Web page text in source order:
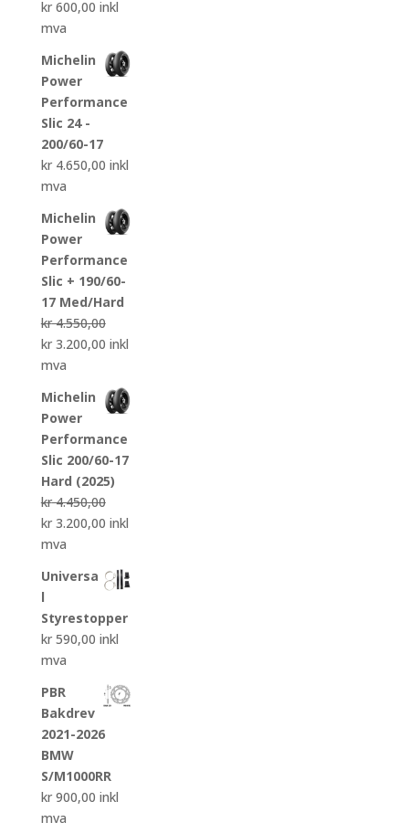
kr600,00 inkl
mva
Michelin
Power
Performance
Slic 24 -
200/60-17
kr4.650,00 inkl
mva
Michelin
Power
Performance
Slic + 190/60-
17 Med/Hard
kr4.550,00
Opprinnelig
pris
kr 4.550,00.
kr3.200,00Nåværende
er:
kr 3.200,00.
inkl
mva
Michelin
Power
Performance
Slic 200/60-17
Hard (2025)
kr4.450,00
Opprinnelig
pris
kr 4.450,00.
kr3.200,00Nåværende
kr 3.200,00.
inkl
mva
Universa
l
Styrestopper
kr590,00 inkl
mva
PBR
Bakdrev
2021-2026
BMW
S/M1000RR
kr900,00 inkl
mva